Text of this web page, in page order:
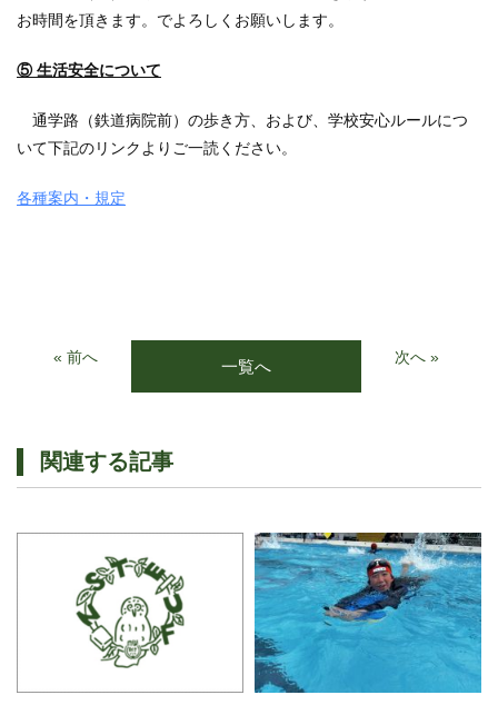
お時間を頂きます。でよろしくお願いします。
⑤ 生活安全について
通学路（鉄道病院前）の歩き方、および、学校安心ルールにつ
いて下記のリンクよりご一読ください。
各種案内・規定
« 前へ 一覧へ 次へ »
関連する記事